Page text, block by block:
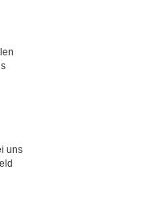
uns